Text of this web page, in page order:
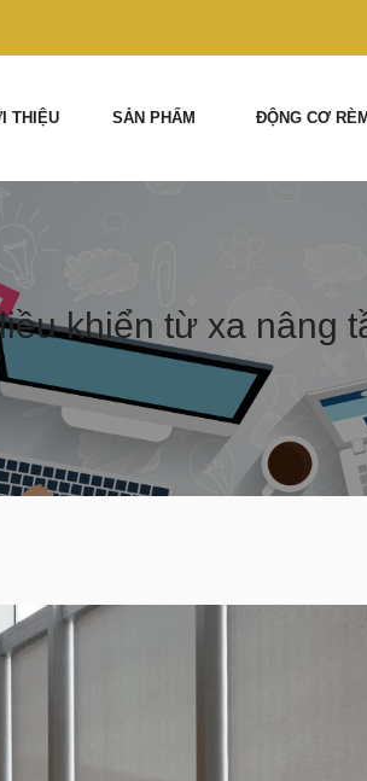
THIỆU SẢN PHẨM ĐỘNG CƠ RÈM
khiển từ xa nâng